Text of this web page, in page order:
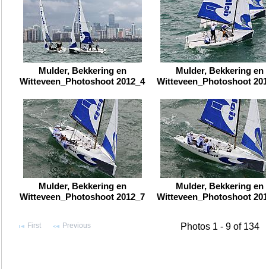
Mulder, Bekkering en
Witteveen_Photoshoot 2012_4
Mulder, Bekkering en
Witteveen_Photoshoot
Mulder, Bekkering en
Witteveen_Photoshoot 2012_7
Mulder, Bekkering en
Witteveen_Photoshoot
First Previous Photos 1 - 9 of 134